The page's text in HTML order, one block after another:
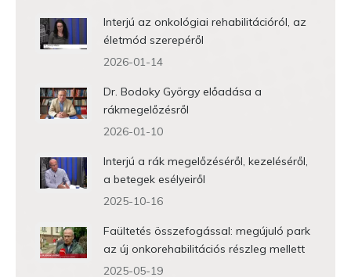
Interjú az onkológiai rehabilitációról, az
életmód szerepéről
2026-01-14
Dr. Bodoky György előadása a
rákmegelőzésről
2026-01-10
Interjú a rák megelőzéséről, kezeléséről,
a betegek esélyeiről
2025-10-16
Faültetés összefogással: megújuló park
az új onkorehabilitációs részleg mellett
2025-05-19